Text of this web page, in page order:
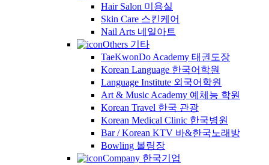
Hair Salon 미용실
Skin Care 스킨케어
Nail Arts 네일아트
Others 기타
TaeKwonDo Academy 태권도장
Korean Language 한국어학원
Language Institute 외국어학원
Art & Music Academy 예체능 학원
Korean Travel 한국 관광
Korean Medical Clinic 한국병원
Bar / Korean KTV 바&한국노래방
Bowling 볼링장
Company 한국기업